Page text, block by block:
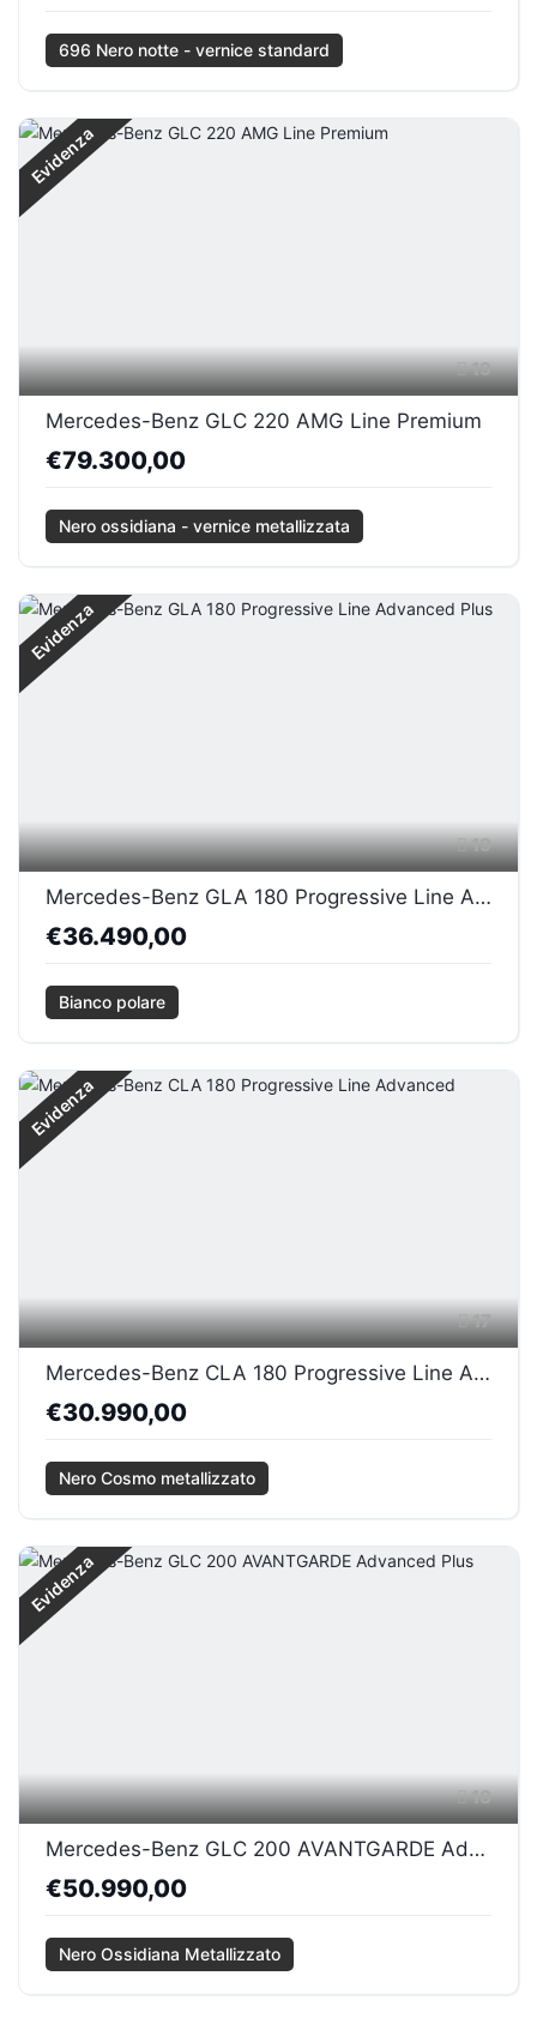
696 Nero notte - vernice standard
Evidenza
19
Mercedes-Benz GLC 220 AMG Line Premium
€79.300,00
Nero ossidiana - vernice metallizzata
Evidenza
19
Mercedes-Benz GLA 180 Progressive Line Advanced Plus
€36.490,00
Bianco polare
Evidenza
17
Mercedes-Benz CLA 180 Progressive Line Advanced
€30.990,00
Nero Cosmo metallizzato
Evidenza
18
Mercedes-Benz GLC 200 AVANTGARDE Advanced Plus
€50.990,00
Nero Ossidiana Metallizzato